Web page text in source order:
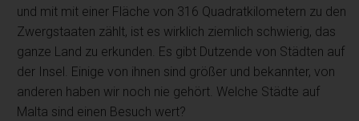
und mit mit einer Fläche von 316 Quadratkilometern zu den
Zwergstaaten zählt, ist es wirklich ziemlich schwierig, das
ganze Land zu erkunden. Es gibt Dutzende von Städten auf
der Insel. Einige von ihnen sind größer und bekannter, von
anderen haben wir noch nie gehört. Welche Städte auf
Malta sind einen Besuch wert?